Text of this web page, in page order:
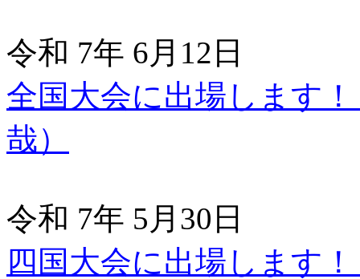
令和 7年 6月12日
全国大会に出場します
哉）
令和 7年 5月30日
四国大会に出場します